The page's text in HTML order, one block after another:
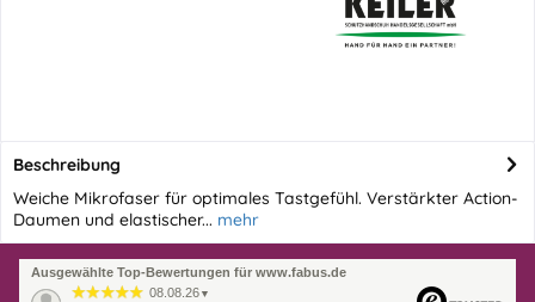
Beschreibung
Weiche Mikrofaser für optimales Tastgefühl. Verstärkter Action-
Daumen und elastischer... mehr
Ausgewählte Top-Bewertungen für www.fabus.de
08.08.26 ▼